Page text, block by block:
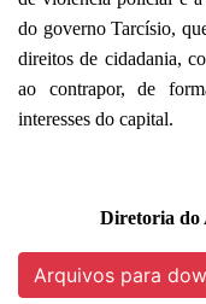
do governo Tarcísio,
direitos de cidadania,
ao contrapor, de
interesses do capital.
Diretoria do
Arquivos para